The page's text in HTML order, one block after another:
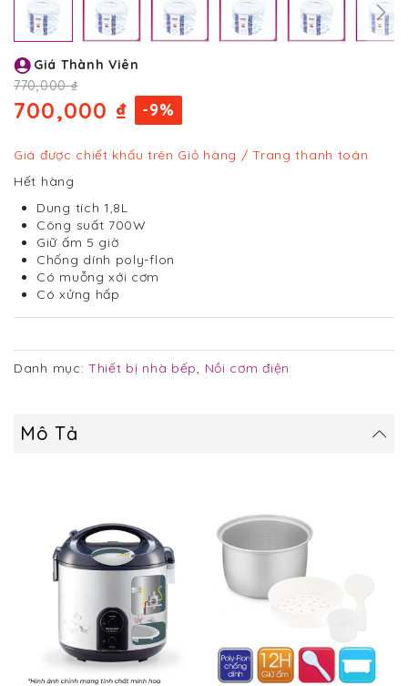
đến
phần
đầu
của
viện
ảnh
Giá Thành Viên
770,000 ₫
700,000 ₫ -9%
Giá được chiết khấu trên Giỏ hàng / Trang thanh toán
Hết hàng
Dung tích 1,8L
Công suất 700W
Giữ ấm 5 giờ
Chống dính poly-flon
Có muỗng xới cơm
Có xửng hấp
Danh mục: Thiết bị nhà bếp, Nồi cơm điện
Mô Tả